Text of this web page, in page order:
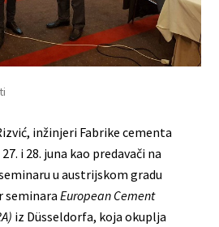
inžinjeri Fabrike cementa
i 28. juna kao predavači na
u austrijskom gradu
seminaraEuropean Cement
iz Düsseldorfa, koja okuplja